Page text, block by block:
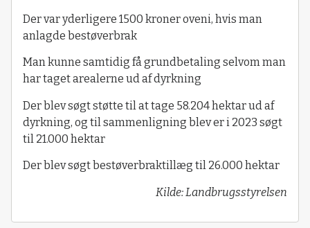
Der var yderligere 1500 kroner oveni, hvis man
anlagde bestøverbrak
Man kunne samtidig få grundbetaling selvom man
har taget arealerne ud af dyrkning
Der blev søgt støtte til at tage 58.204 hektar ud af
dyrkning, og til sammenligning blev er i 2023 søgt
til 21.000 hektar
Der blev søgt bestøverbraktillæg til 26.000 hektar
Kilde: Landbrugsstyrelsen